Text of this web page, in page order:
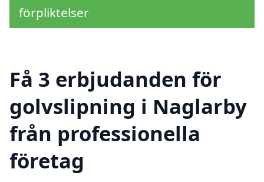
förpliktelser
Få 3 erbjudanden för
golvslipning i Naglarby
från professionella
företag